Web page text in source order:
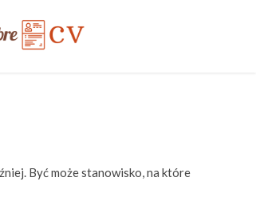
Być może stanowisko, na które